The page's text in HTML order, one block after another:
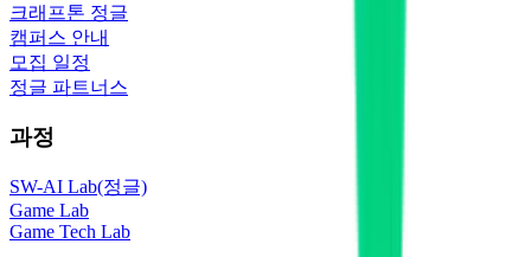
크래프톤 정글
캠퍼스 안내
모집 일정
정글 파트너스
과정
SW-AI Lab(정글)
Game Lab
Game Tech Lab